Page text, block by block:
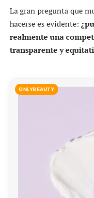
La gran pregunta que
hacerse es evidente:
realmente una
transparente y
ONLYBEAUTY